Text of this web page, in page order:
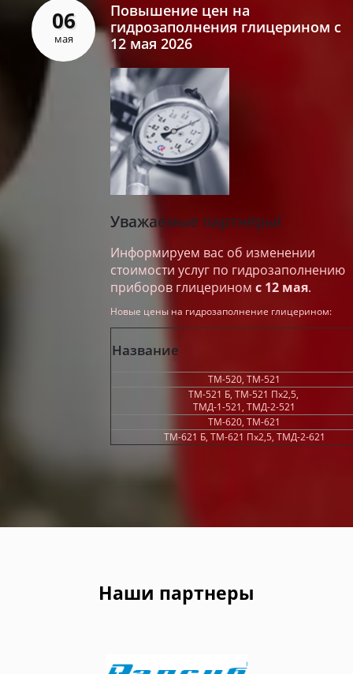
06
мая
Повышение цен на
гидрозаполнения глицерином с
12 мая 2026
Уважаемые партнёры!
Информируем вас об изменении
стоимости услуг по гидрозаполнению
приборов глицерином с 12 мая.
Новые цены на гидрозаполнение глицерином:
Название
ТМ-520, ТМ-521
ТМ-521 Б, ТМ-521 Пх2,5,
ТМД-1-521, ТМД-2-521
ТМ-620, ТМ-621
ТМ-621 Б, ТМ-621 Пх2,5, ТМД-2-621
Наши партнеры